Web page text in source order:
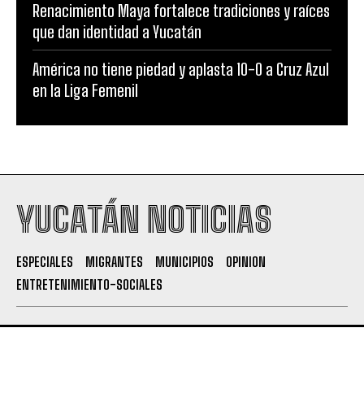
Renacimiento Maya fortalece tradiciones y raíces
que dan identidad a Yucatán
América no tiene piedad y aplasta 10-0 a Cruz Azul
en la Liga Femenil
YUCATÁN NOTICIAS
ESPECIALES MIGRANTES MUNICIPIOS
OPINION
ENTRETENIMIENTO-SOCIALES